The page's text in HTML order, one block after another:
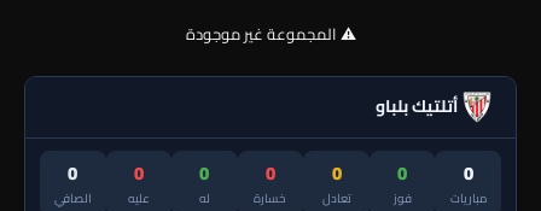
⚠️ المجموعة غير موجودة
أتلتيك بلباو
0
مباريات
0
فوز
0
تعادل
0
خسارة
0
له
0
عليه
0
الصافي